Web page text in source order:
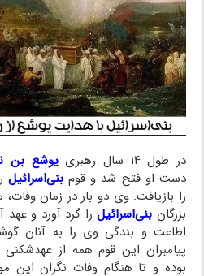
در طول ۱۴ سال رهبری یوشع بن
دست او فتح شد و قوم بنی‌اسرائیل
را بازیافت. وی دو بار در زمان
بزرگان بنی‌اسرائیلرا گرد آورد و عهد
اطاعت و بندگی وی را به آنان
پیامبران این قوم همه از عهدشکنی
بوده و تا هنگام وفات نگران این